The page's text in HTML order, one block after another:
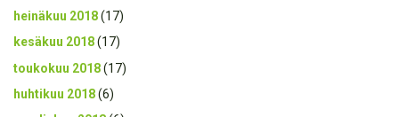
heinäkuu 2018(17)
kesäkuu 2018(17)
toukokuu 2018(17)
huhtikuu 2018(6)